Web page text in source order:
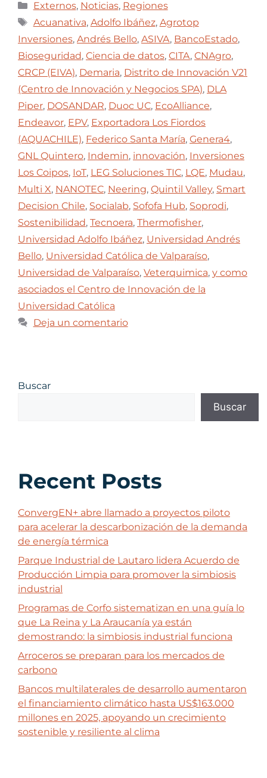
Externos, Noticias, Regiones
Acuanativa, Adolfo Ibáñez, Agrotop
Inversiones, Andrés Bello, ASIVA, BancoEstado,
Bioseguridad, Ciencia de datos, CITA, CNAgro,
CRCP (EIVA), Demaria, Distrito de Innovación V21
(Centro de Innovación y Negocios SPA), DLA
Piper, DOSANDAR, Duoc UC, EcoAlliance,
Endeavor, EPV, Exportadora Los Fiordos
(AQUACHILE), Federico Santa María, Genera4,
GNL Quintero, Indemin, innovación, Inversiones
Los Coipos, IoT, LEG Soluciones TIC, LQE, Mudau,
Multi X, NANOTEC, Neering, Quintil Valley, Smart
Decision Chile, Socialab, Sofofa Hub, Soprodi,
Sostenibilidad, Tecnoera, Thermofisher,
Universidad Adolfo Ibáñez, Universidad Andrés
Bello, Universidad Católica de Valparaíso,
Universidad de Valparaíso, Veterquimica, y como
asociados el Centro de Innovación de la
Universidad Católica
Deja un comentario
Buscar
Buscar
Recent Posts
ConvergEN+ abre llamado a proyectos piloto
para acelerar la descarbonización de la demanda
de energía térmica
Parque Industrial de Lautaro lidera Acuerdo de
Producción Limpia para promover la simbiosis
industrial
Programas de Corfo sistematizan en una guía lo
que La Reina y La Araucanía ya están
demostrando: la simbiosis industrial funciona
Arroceros se preparan para los mercados de
carbono
Bancos multilaterales de desarrollo aumentaron
el financiamiento climático hasta US$163.000
millones en 2025, apoyando un crecimiento
sostenible y resiliente al clima